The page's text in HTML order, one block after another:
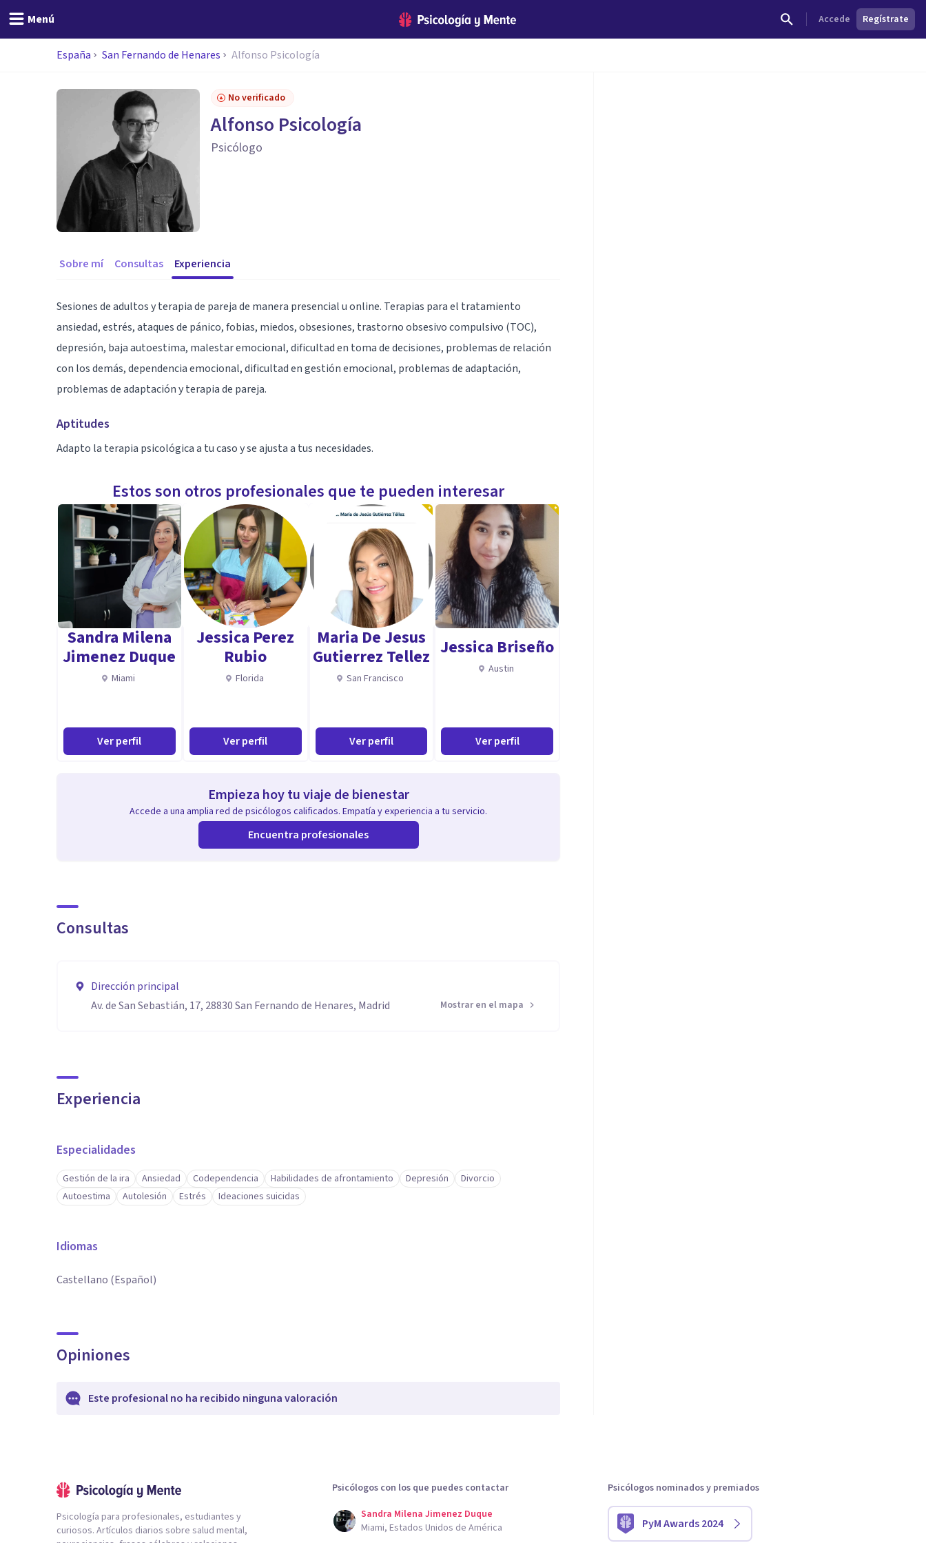
Menú Accede Regístrate
España San Fernando de Henares Alfonso Psicología
No verificado
Alfonso Psicología
Psicólogo
Sobre mí Consultas Experiencia
Sesiones de adultos y terapia de pareja de manera presencial u online. Terapias para el tratamiento
ansiedad, estrés, ataques de pánico, fobias, miedos, obsesiones, trastorno obsesivo compulsivo (TOC),
depresión, baja autoestima, malestar emocional, dificultad en toma de decisiones, problemas de relación
con los demás, dependencia emocional, dificultad en gestión emocional, problemas de adaptación,
problemas de adaptación y terapia de pareja.
Aptitudes
Adapto la terapia psicológica a tu caso y se ajusta a tus necesidades.
Estos son otros profesionales que te pueden interesar
Sandra Milena
Jimenez Duque
Miami
Ver perfil
Jessica Perez
Rubio
Florida
Ver perfil
Maria De Jesus
Gutierrez Tellez
San Francisco
Ver perfil
Jessica Briseño
Austin
Ver perfil
Empieza hoy tu viaje de bienestar
Accede a una amplia red de psicólogos calificados. Empatía y experiencia a tu servicio.
Encuentra profesionales
Consultas
Dirección principal
Av. de San Sebastián, 17, 28830 San Fernando de Henares, Madrid
Mostrar en el mapa
Experiencia
Especialidades
Gestión de la ira Ansiedad Codependencia Habilidades de afrontamiento Depresión
Divorcio
Autoestima
Autolesión Estrés Ideaciones suicidas
Idiomas
Castellano (Español)
Opiniones
Este profesional no ha recibido ninguna valoración
Psicología para profesionales, estudiantes y
curiosos. Artículos diarios sobre salud mental,
Psicólogos con los que puedes contactar
Sandra Milena Jimenez Duque
Miami, Estados Unidos de América
Psicólogos nominados y premiados
PyM Awards 2024